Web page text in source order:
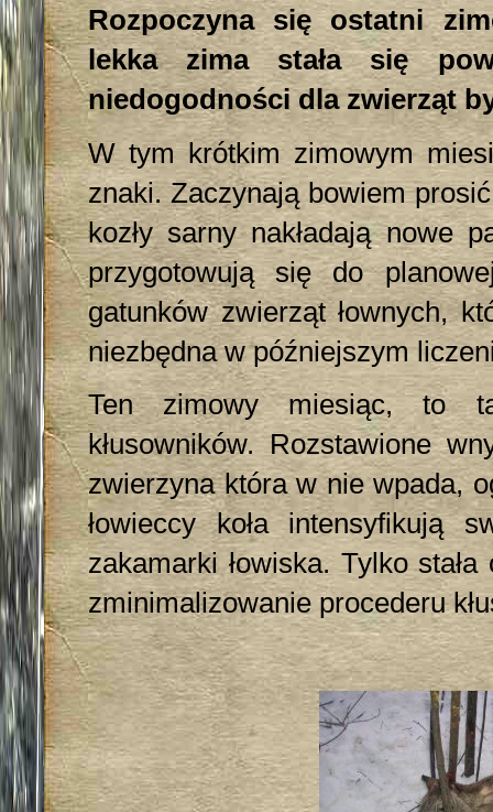
Rozpoczyna się ostatni
lekka zima stała się
niedogodności dla zwierząt
W tym krótkim zimowym
znaki. Zaczynają bowiem
kozły sarny nakładają nowe
przygotowują się do
gatunków zwierząt łownych,
niezbędna w późniejszym
Ten zimowy miesiąc, to
kłusowników. Rozstawione
zwierzyna która w nie wpada,
łowieccy koła intensyfikują
zakamarki łowiska. Tylko
zminimalizowanie procederu